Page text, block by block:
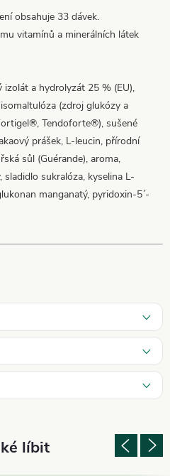
obsahuje 33 dávek.
vitamínů a minerálních látek
izolát a hydrolyzát 25 % (EU),
(zdroj glukózy a
Tendoforte®), sušené
prášek, L-leucin, přírodní
sůl (Guérande), aroma,
sukralóza, kyselina L-
manganatý, pyridoxin-5´-